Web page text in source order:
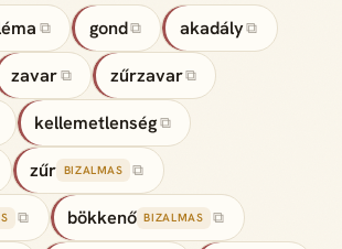
⧉ gond⧉ akadály⧉
zavar ⧉ zűrzavar⧉
kellemetlenség ⧉
zűr BIZALMAS ⧉
⧉ bökkenő BIZALMAS ⧉